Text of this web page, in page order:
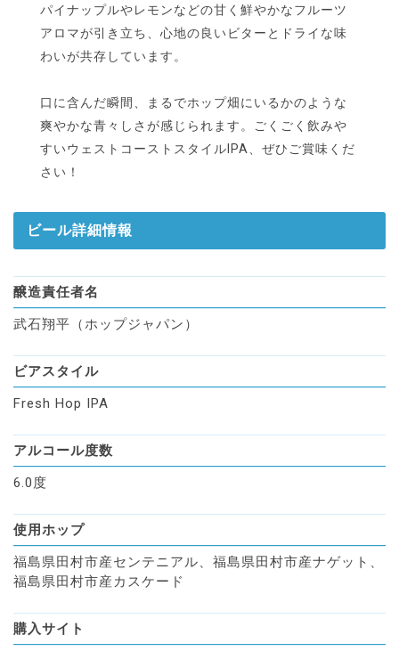
パイナップルやレモンなどの甘く鮮やかなフルーツ
アロマが引き立ち、心地の良いビターとドライな味
わいが共存しています。
口に含んだ瞬間、まるでホップ畑にいるかのような
爽やかな青々しさが感じられます。ごくごく飲みや
すいウェストコーストスタイルIPA、ぜひご賞味くだ
さい！
ビール詳細情報
醸造責任者名
武石翔平（ホップジャパン）
ビアスタイル
Fresh Hop IPA
アルコール度数
6.0度
使用ホップ
福島県田村市産センテニアル、福島県田村市産ナゲット、
福島県田村市産カスケード
購入サイト